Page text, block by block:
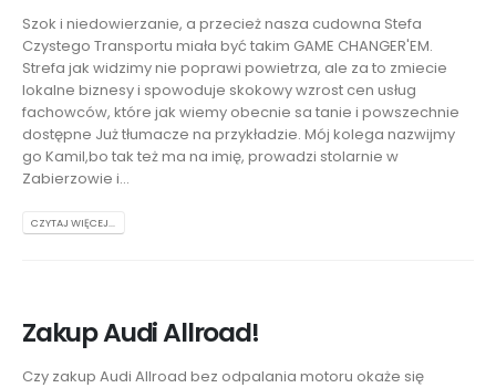
Szok i niedowierzanie, a przecież nasza cudowna Stefa
Czystego Transportu miała być takim GAME CHANGER'EM.
Strefa jak widzimy nie poprawi powietrza, ale za to zmiecie
lokalne biznesy i spowoduje skokowy wzrost cen usług
fachowców, które jak wiemy obecnie sa tanie i powszechnie
dostępne Już tłumacze na przykładzie. Mój kolega nazwijmy
go Kamil,bo tak też ma na imię, prowadzi stolarnie w
Zabierzowie i...
CZYTAJ WIĘCEJ...
Zakup Audi Allroad!
Czy zakup Audi Allroad bez odpalania motoru okaże się